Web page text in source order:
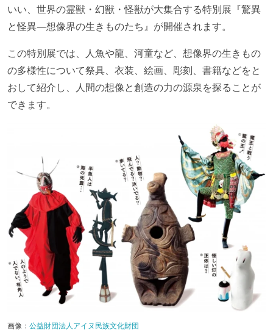
いい、世界の霊獣・幻獣・怪獣が大集合する特別展『驚異
と怪異—想像界の生きものたち』が開催されます。
この特別展では、人魚や龍、河童など、想像界の生きもの
の多様性について祭具、衣装、絵画、彫刻、書籍などをと
おして紹介し、人間の想像と創造の力の源泉を探ることが
できます。
画像： 公益財団法人アイヌ民族文化財団